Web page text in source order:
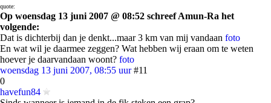
quote:
Op woensdag 13 juni 2007 @ 08:52 schreef Amun-Ra het
volgende:
Dat is dichterbij dan je denkt...maar 3 km van mij vandaan foto
En wat wil je daarmee zeggen? Wat hebben wij eraan om te weten
hoever je daarvandaan woont? foto
woensdag 13 juni 2007, 08:55 uur #11
0
havefun84